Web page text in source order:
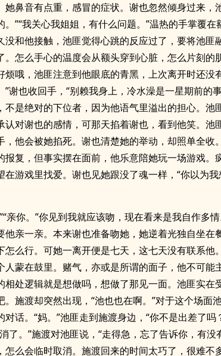
她鼻音有点重，感冒的症状。谢也忽然倾身过来，
。”“我关心我姐姐，有什么问题。”温热的手掌覆
没和他接触，池匪觉得心跳的反应过了，要将池匪
。怎么手心的温度会从额头穿到心脏，怎么片刻的
烦哦，池匪注意到他眼底的青黑，上次离开时还没
”谢也收回手，“别赖我身上，冷水澡是一星期前的
不是绝对的下位者，因为他语气里溢出的担心。池
认对谢也的感情，可那天掐着谢也，看到他笑。池
，他会被她掐死。谢也清楚她的举动，却照单全收
报复，但事实摆在面前，他乐意陪她玩一场游戏。
在游戏里找爱。谢也见她跟没了魂一样，“你以为
亲你。”你见到我就应该吻，现在看来是我自作多
他亲一亲。本来谢也准备吻她，她逆着光独自坐在
怎么行。可她一离开便是七天，这七天没有联系他
人蒙在鼓里。赌气，亦或是所谓的面子，他不可能
相处逻辑就是想做吗，想做了那见一面。池匪实在
。施渡却突然出现，“池也也在啊。”对于这个场面
对话。“妈。”池匪走到施渡身边，“你不是出差了吗
了。”施渡对池匪说，“走得急，忘了告诉你，有没
怎么会临时取消。施渡回来的时间太巧了，很难不